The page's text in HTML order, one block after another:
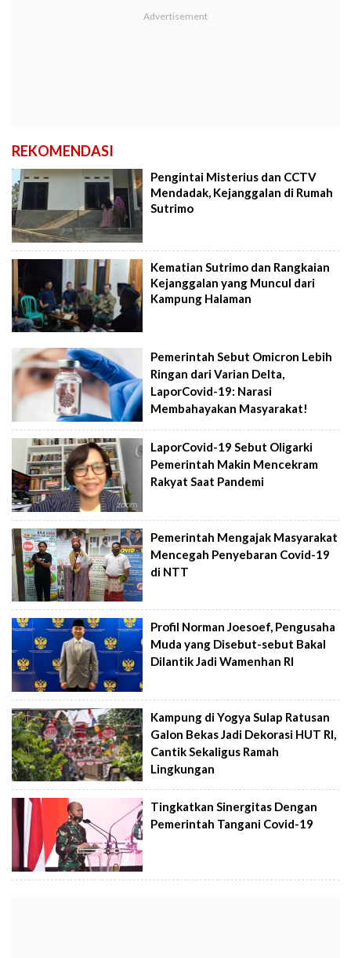
REKOMENDASI
Pengintai Misterius dan CCTV
Mendadak, Kejanggalan di Rumah
Sutrimo
Kematian Sutrimo dan Rangkaian
Kejanggalan yang Muncul dari
Kampung Halaman
Pemerintah Sebut Omicron Lebih
Ringan dari Varian Delta,
LaporCovid-19: Narasi
Membahayakan Masyarakat!
LaporCovid-19 Sebut Oligarki
Pemerintah Makin Mencekram
Rakyat Saat Pandemi
Pemerintah Mengajak Masyarakat
Mencegah Penyebaran Covid-19
di NTT
Profil Norman Joesoef, Pengusaha
Muda yang Disebut-sebut Bakal
Dilantik Jadi Wamenhan RI
Kampung di Yogya Sulap Ratusan
Galon Bekas Jadi Dekorasi HUT RI,
Cantik Sekaligus Ramah
Lingkungan
Tingkatkan Sinergitas Dengan
Pemerintah Tangani Covid-19